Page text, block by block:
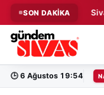
SON DAKİKA
Birden! ◆
🕒 6 Ağustos 19:54